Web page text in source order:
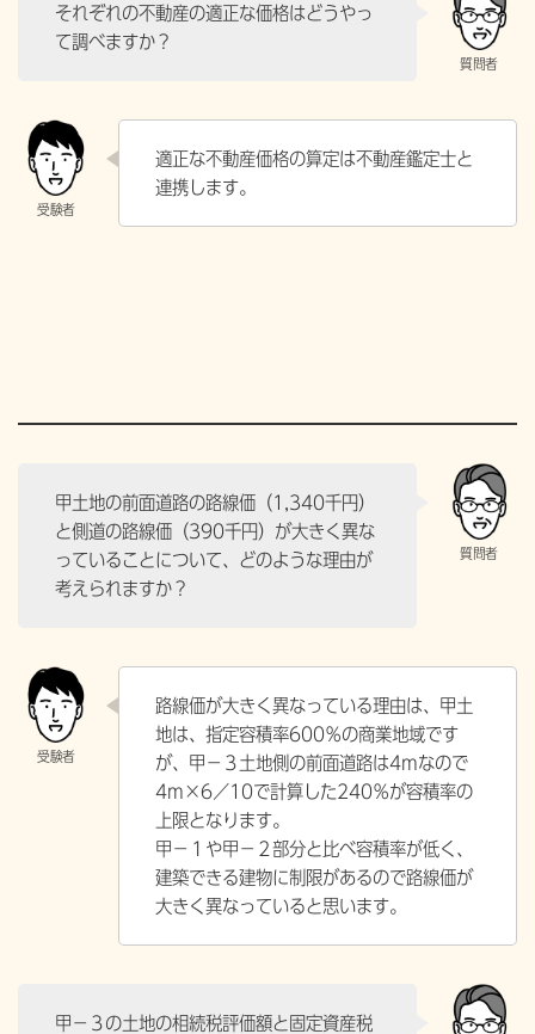
それぞれの不動産の適正な価格はどうやっ
て調べますか？
適正な不動産価格の算定は不動産鑑定士と
連携します。
甲土地の前面道路の路線価（1,340千円）
と側道の路線価（390千円）が大きく異な
っていることについて、どのような理由が
考えられますか？
路線価が大きく異なっている理由は、甲土
地は、指定容積率600％の商業地域です
が、甲－３土地側の前面道路は4mなので
4m×6／10で計算した240％が容積率の
上限となります。
甲－１や甲－２部分と比べ容積率が低く、
建築できる建物に制限があるので路線価が
大きく異なっていると思います。
甲－３の土地の相続税評価額と固定資産税